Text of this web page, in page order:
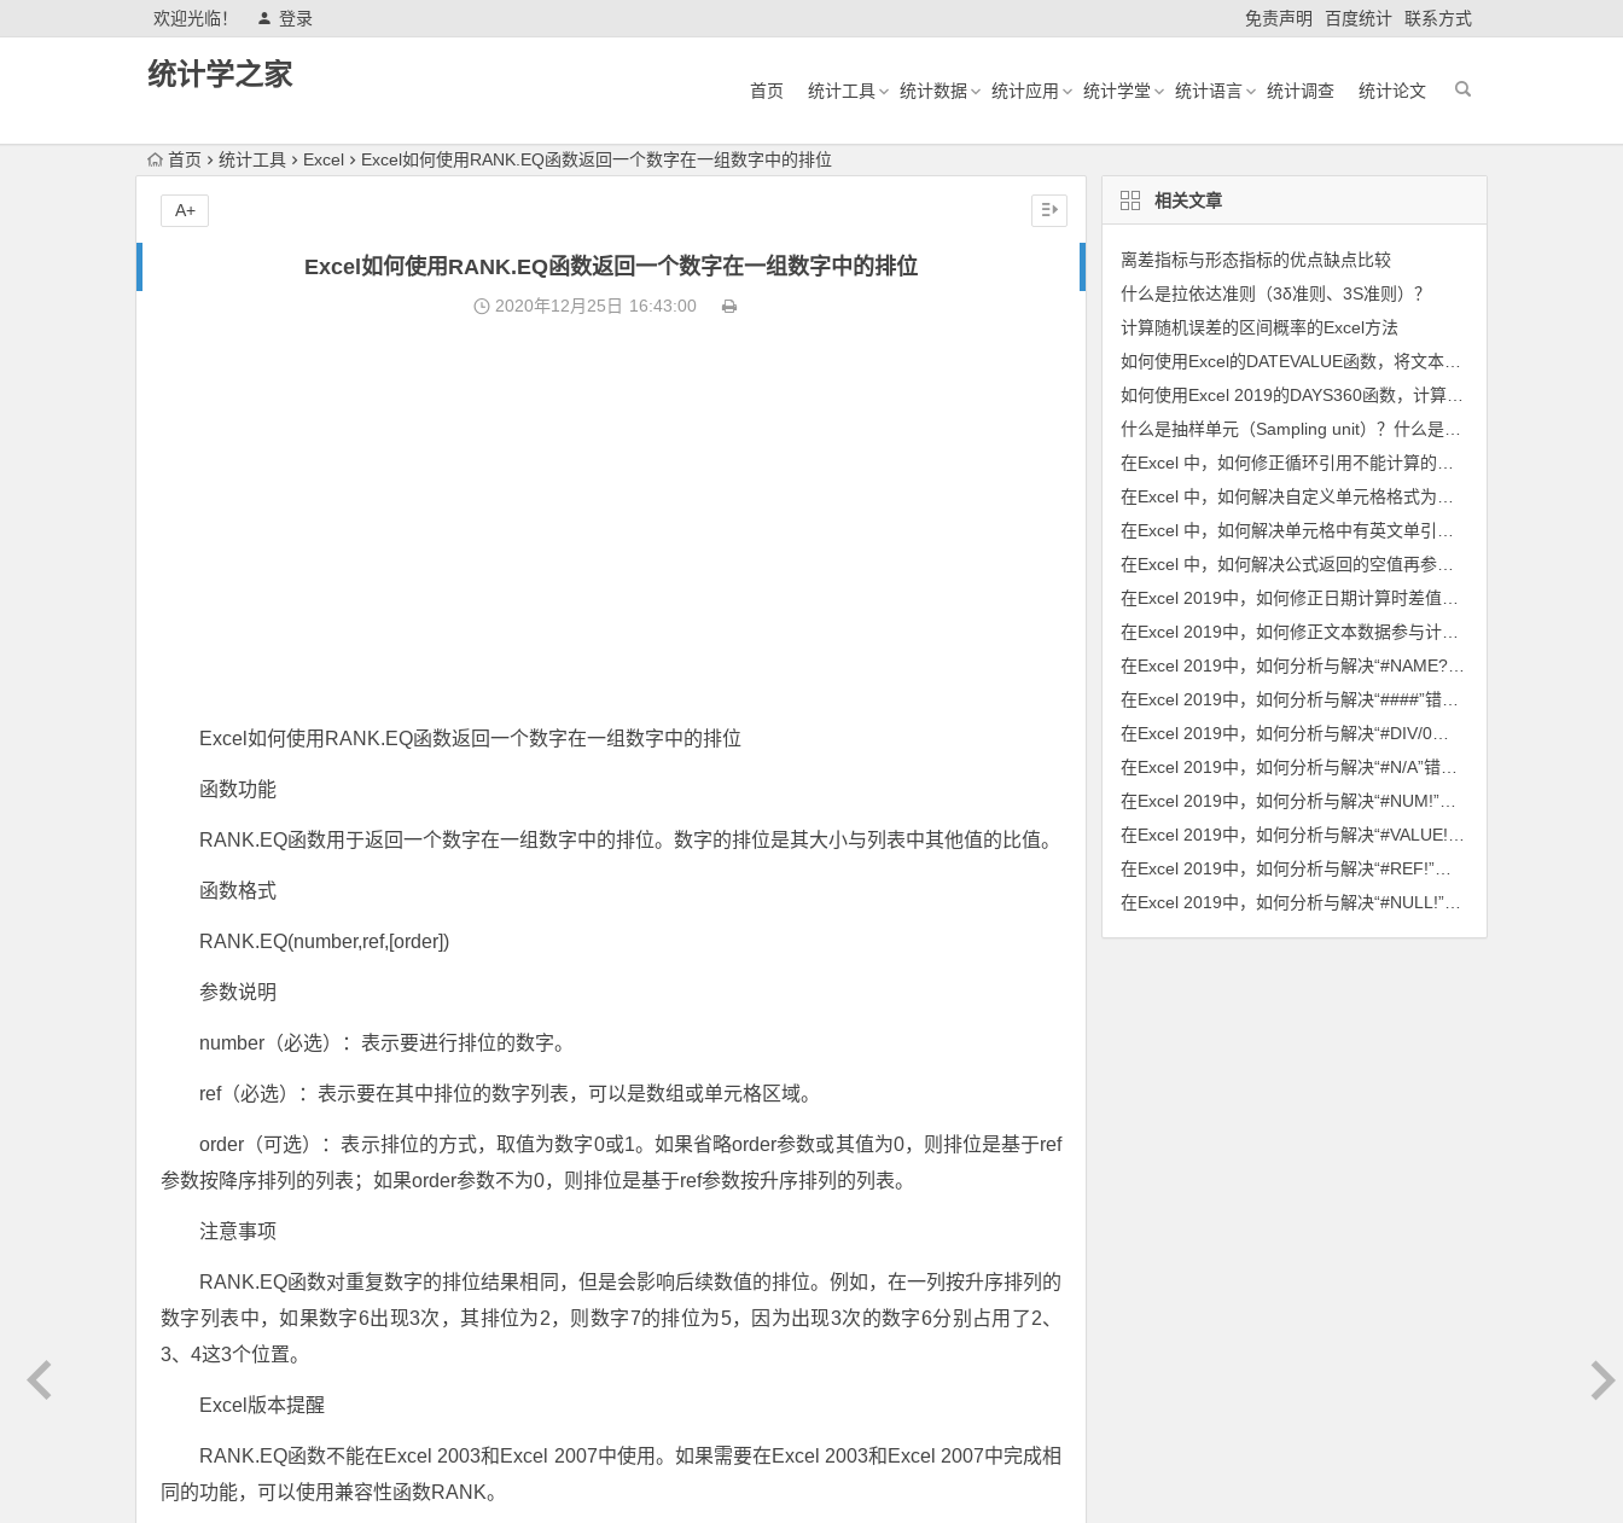
欢迎光临！ 登录 免责声明 百度统计 联系方式
统计学之家 首页 统计工具 统计数据 统计应用 统计学堂 统计语言 统计调查 统计论文
首页 统计工具 Excel Excel如何使用RANK.EQ函数返回一个数字在一组数字中的排位
Excel如何使用RANK.EQ函数返回一个数字在一组数字中的排位
2020年12月25日 16:43:00
Excel如何使用RANK.EQ函数返回一个数字在一组数字中的排位
函数功能
RANK.EQ函数用于返回一个数字在一组数字中的排位。数字的排位是其大小与列表中其他值的比值。
函数格式
RANK.EQ(number,ref,[order])
参数说明
number（必选）：表示要进行排位的数字。
ref（必选）：表示要在其中排位的数字列表，可以是数组或单元格区域。
order（可选）：表示排位的方式，取值为数字0或1。如果省略order参数或其值为0，则排位是基于ref
参数按降序排列的列表；如果order参数不为0，则排位是基于ref参数按升序排列的列表。
注意事项
RANK.EQ函数对重复数字的排位结果相同，但是会影响后续数值的排位。例如，在一列按升序排列的
数字列表中，如果数字6出现3次，其排位为2，则数字7的排位为5，因为出现3次的数字6分别占用了2、
3、4这3个位置。
Excel版本提醒
RANK.EQ函数不能在Excel 2003和Excel 2007中使用。如果需要在Excel 2003和Excel 2007中完成相
同的功能，可以使用兼容性函数RANK。
A+ 相关文章
离差指标与形态指标的优点缺点比较
什么是拉依达准则（3δ准则、3S准则）？
计算随机误差的区间概率的Excel方法
如何使用Excel的DATEVALUE函数，将文本格式的日期转换为序列号？
如何使用Excel 2019的DAYS360函数，计算两个日期之间的天数？
什么是抽样单元（Sampling unit）？什么是 抽样框（Sampling frame）？
在Excel 中，如何解决公式返回的空值再参与计算时造成出错的问题？
在Excel 2019中，如何修正文本数据参与计算的问题？
在Excel 2019中，如何分析与解决“#NAME?”错误值问题？
在Excel 2019中，如何分析与解决“####”错误值问题？
在Excel 2019中，如何分析与解决“#DIV/0！”错误值问题？
在Excel 2019中，如何分析与解决“#N/A”错误值问题？
在Excel 2019中，如何分析与解决“#NUM!”错误值问题？
在Excel 2019中，如何分析与解决“#REF!”错误值问题？
在Excel 2019中，如何分析与解决“#NULL!”错误值问题？